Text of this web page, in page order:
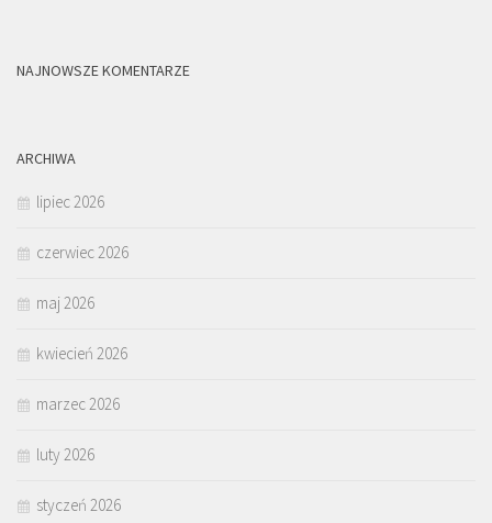
NAJNOWSZE KOMENTARZE
ARCHIWA
lipiec 2026
czerwiec 2026
maj 2026
kwiecień 2026
marzec 2026
luty 2026
styczeń 2026